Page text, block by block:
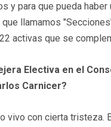
y para que pueda
que llamamos
22 activas que se
Electiva en el
Carnicer?
vivo con cierta tristeza.